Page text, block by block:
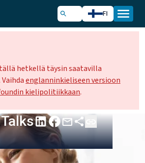
FI
hetkellä täysin saatavilla
englanninkieliseen versioon
kielipolitiikkaan.